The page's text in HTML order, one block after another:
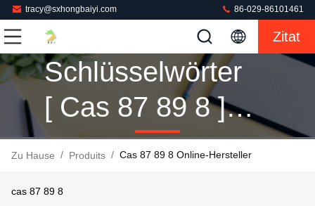
tracy@sxhongbaiyi.com 86-029-86101461
Zitat
Schlüsselwörter
[ Cas 87 89 8 ]
Übereinstimmung
Zu Hause / Produits / Cas 87 89 8 Online-Hersteller
cas 87 89 8